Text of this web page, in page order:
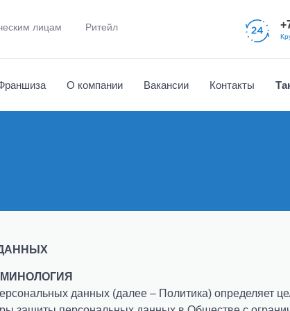
лицам Ритейл
О компании Вакансии Контакты
данных (далее – Политика) определяет